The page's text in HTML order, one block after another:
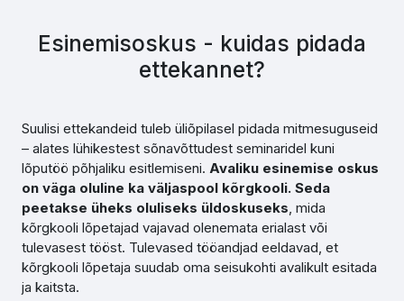
Esinemisoskus - kuidas pidada
ettekannet?
Suulisi ettekandeid tuleb üliõpilasel pidada mitmesuguseid
– alates lühikestest sõnavõttudest seminaridel kuni
lõputöö põhjaliku esitlemiseni. Avaliku esinemise oskus
on väga oluline ka väljaspool kõrgkooli. Seda
peetakse üheks oluliseks üldoskuseks, mida
kõrgkooli lõpetajad vajavad olenemata erialast või
tulevasest tööst. Tulevased tööandjad eeldavad, et
kõrgkooli lõpetaja suudab oma seisukohti avalikult esitada
ja kaitsta.